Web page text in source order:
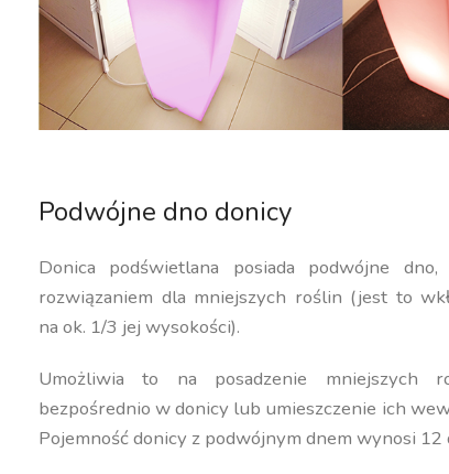
Podwójne dno donicy
Donica podświetlana posiada podwójne
rozwiązaniem dla mniejszych roślin (jest to
na ok. 1/3 jej wysokości).
Umożliwia to na posadzenie mniejszych
bezpośrednio w donicy lub umieszczenie ich
Pojemność donicy z podwójnym dnem wynosi 12